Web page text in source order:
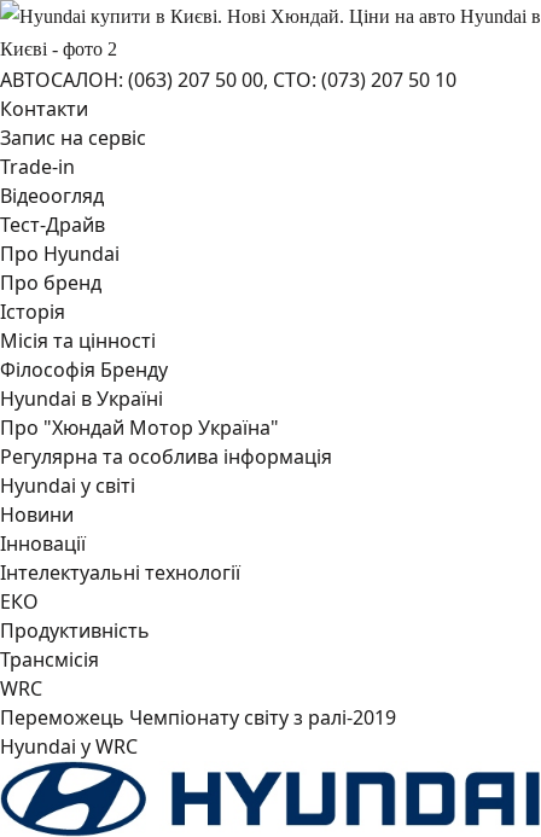
АВТОСАЛОН: (063) 207 50 00, СТО: (073) 207 50 10
Контакти
Запис на сервіс
Trade-in
Відеоогляд
Тест-Драйв
Про Hyundai
Про бренд
Історія
Місія та цінності
Філософія Бренду
Hyundai в Україні
Про "Хюндай Мотор Україна"
Регулярна та особлива інформація
Hyundai у світі
Новини
Інновації
Інтелектуальні технології
ЕКО
Продуктивність
Трансмісія
WRC
Переможець Чемпіонату світу з ралі-2019
Hyundai у WRC